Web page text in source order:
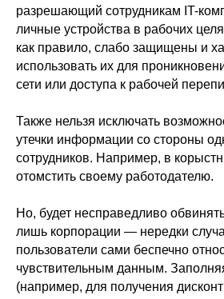
разрешающий сотрудникам IT-
личные устройства в рабочих
как правило, слабо защищены и
использовать их для
сети или доступа к рабочей
Также нельзя исключать
утечки информации со стороны
сотрудников. Например, в
отомстить своему работодателю.
Но, будет несправедливо
лишь корпорации — нередки
пользователи сами беспечно
чувствительным данным.
(например, для получения